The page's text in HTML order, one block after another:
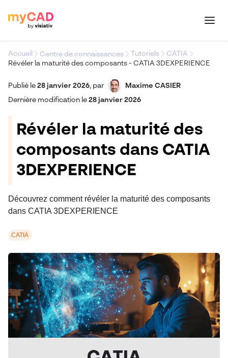
Accueil Centre de connaissances Tutoriels
CATIA
Révéler la maturité des composants - CATIA 3DEXPERIENCE
Publié le 28 janvier 2026, par
Maxime CASIER
Dernière modification le 28 janvier 2026
Révéler la maturité des
composants dans CATIA
3DEXPERIENCE
Découvrez comment révéler la maturité des composants
dans CATIA 3DEXPERIENCE
CATIA